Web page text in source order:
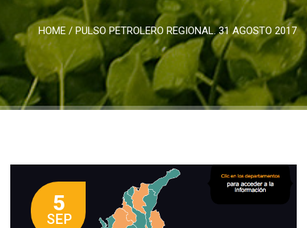
HOME / PULSO PETROLERO REGIONAL. 31 AGOSTO 2017
5
SEP